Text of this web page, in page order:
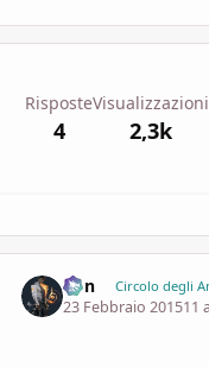
Risposte
4
Visualizzazioni
2,3k
Von Circolo degli
23 Febbraio 201511